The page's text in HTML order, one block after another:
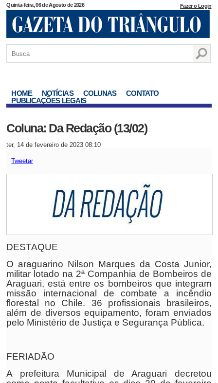
Quinta-feira, 06 de Agosto de 2026 Fazer o Login
HOME NOTÍCIAS COLUNAS
CONTATO
PUBLICAÇÕES LEGAIS
Coluna: Da Redação (13/02)
ter, 14 de fevereiro de 2023 08:10
Tweetar
DESTAQUE
O araguarino Nilson Marques da Costa Junior,
militar lotado na 2ª Companhia de Bombeiros de
Araguari, está entre os bombeiros que integram
missão internacional de combate a incêndio
florestal no Chile. 36 profissionais brasileiros,
além de diversos equipamento, foram enviados
pelo Ministério de Justiça e Segurança Pública.
FERIADÃO
A prefeitura Municipal de Araguari decretou